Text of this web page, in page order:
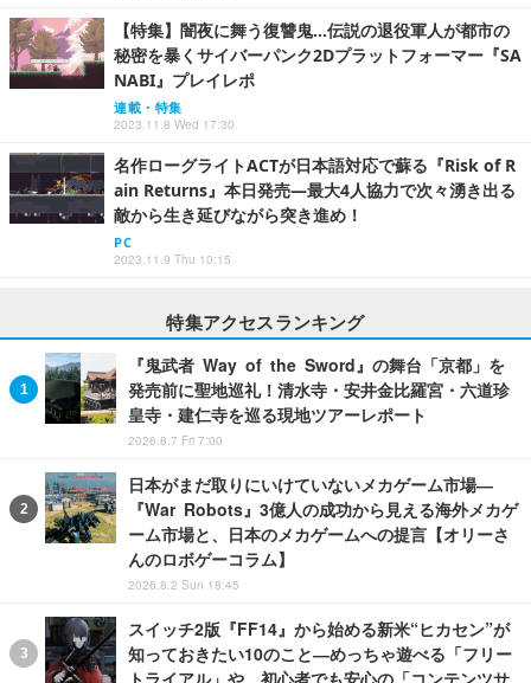
【特集】闇夜に舞う復讐鬼…伝説の退役軍人が都市の
秘密を暴くサイバーパンク2Dプラットフォーマー『SA
NABI』プレイレポ
連載・特集
2023.11.8 Wed 17:30
名作ローグライトACTが日本語対応で蘇る『Risk of R
ain Returns』本日発売―最大4人協力で次々湧き出る
敵から生き延びながら突き進め！
PC
2023.11.9 Thu 10:15
特集アクセスランキング
『鬼武者 Way of the Sword』の舞台「京都」を
発売前に聖地巡礼！清水寺・安井金比羅宮・六道珍
皇寺・建仁寺を巡る現地ツアーレポート
2026.8.7 Fri 7:00
日本がまだ取りにいけていないメカゲーム市場―
『War Robots』3億人の成功から見える海外メカゲ
ーム市場と、日本のメカゲームへの提言【オリーさ
んのロボゲーコラム】
2026.8.2 Sun 18:45
スイッチ2版『FF14』から始める新米“ヒカセン”が
知っておきたい10のこと―めっちゃ遊べる「フリー
トライアル」や、初心者でも安心の「コンテンツサ